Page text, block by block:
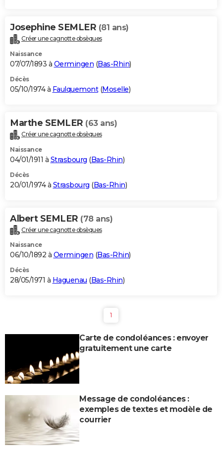
Josephine SEMLER (81 ans)
Créer une cagnotte obsèques
Naissance
07/07/1893 à Oermingen (Bas-Rhin)
Décès
05/10/1974 à Faulquemont(Moselle)
Marthe SEMLER (63 ans)
Créer une cagnotte obsèques
Naissance
04/01/1911 à Strasbourg (Bas-Rhin)
Décès
20/01/1974 à Strasbourg (Bas-Rhin)
Albert SEMLER (78 ans)
Créer une cagnotte obsèques
Naissance
06/10/1892 à Oermingen (Bas-Rhin)
Décès
28/05/1971 à Haguenau (Bas-Rhin)
1
Carte de condoléances : envoyer
gratuitement une carte
Message de condoléances :
exemples de textes et modèle de
courrier